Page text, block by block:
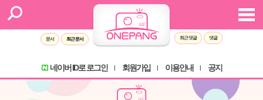
문서 최근 문서 최근 댓글 댓글
네이버 ID로 로그인 회원가입 이용안내 공지